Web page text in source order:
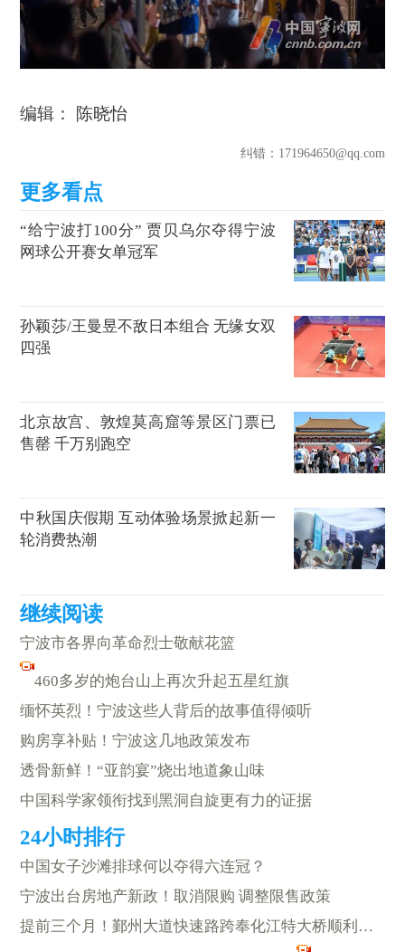
编辑： 陈晓怡
纠错：171964650@qq.com
“给宁波打100分” 贾贝乌尔夺得宁波
网球公开赛女单冠军
孙颖莎/王曼昱不敌日本组合 无缘女双
四强
北京故宫、敦煌莫高窟等景区门票已
售罄 千万别跑空
中秋国庆假期 互动体验场景掀起新一
轮消费热潮
宁波市各界向革命烈士敬献花篮
460多岁的炮台山上再次升起五星红旗
缅怀英烈！宁波这些人背后的故事值得倾听
购房享补贴！宁波这几地政策发布
透骨新鲜！“亚韵宴”烧出地道象山味
中国科学家领衔找到黑洞自旋更有力的证据
中国女子沙滩排球何以夺得六连冠？
宁波出台房地产新政！取消限购 调整限售政策
提前三个月！鄞州大道快速路跨奉化江特大桥顺利合龙